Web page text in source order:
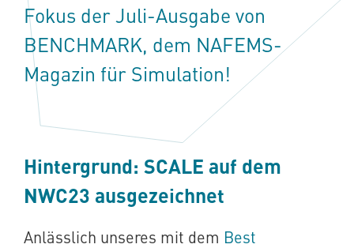
Fokus der Juli-Ausgabe von
BENCHMARK, dem NAFEMS-
Magazin für Simulation!
Hintergrund: SCALE auf dem
NWC23 ausgezeichnet
Anlässlich unseres mit dem Best